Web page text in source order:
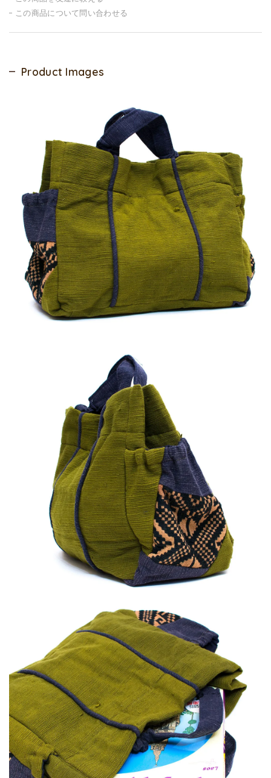
この商品について問い合わせる
Product Images